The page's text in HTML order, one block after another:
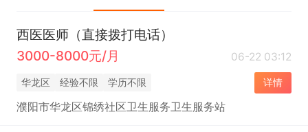
西医医师（直接拨打电话）
3000-8000元/月
06-22 03:12
华龙区 经验不限 学历不限 详情
濮阳市华龙区锦绣社区卫生服务卫生服务站